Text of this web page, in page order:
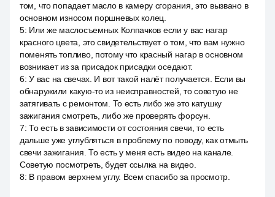
том, что попадает масло в камеру сгорания, это вызвано в
основном износом поршневых колец.
5: Или же маслосъемных Колпачков если у вас нагар
красного цвета, это свидетельствует о том, что вам нужно
поменять топливо, потому что красный нагар в основном
возникает из за присадок присадки оседают.
6:У вас на свечах. И вот такой налёт получается. Если вы
обнаружили какую-то из неисправностей, то советую не
затягивать с ремонтом. То есть либо же это катушку
зажигания смотреть, либо же проверять форсун.
7:То есть в зависимости от состояния свечи, то есть
дальше уже углубляться в проблему по поводу, как отмыть
свечи зажигания. То есть у меня есть видео на канале.
Советую посмотреть, будет ссылка на видео.
8: В правом верхнем углу. Всем спасибо за просмотр.